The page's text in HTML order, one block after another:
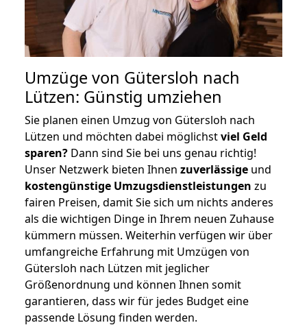
Umzüge von Gütersloh nach
Lützen: Günstig umziehen
Sie planen einen Umzug von Gütersloh nach
Lützen und möchten dabei möglichstviel Geld
sparen? Dann sind Sie bei uns genau richtig!
Unser Netzwerk bieten Ihnen zuverlässige und
kostengünstige Umzugsdienstleistungen zu
fairen Preisen, damit Sie sich um nichts anderes
als die wichtigen Dinge in Ihrem neuen Zuhause
kümmern müssen. Weiterhin verfügen wir über
umfangreiche Erfahrung mit Umzügen von
Gütersloh nach Lützen mit jeglicher
Größenordnung und können Ihnen somit
garantieren, dass wir für jedes Budget eine
passende Lösung finden werden.